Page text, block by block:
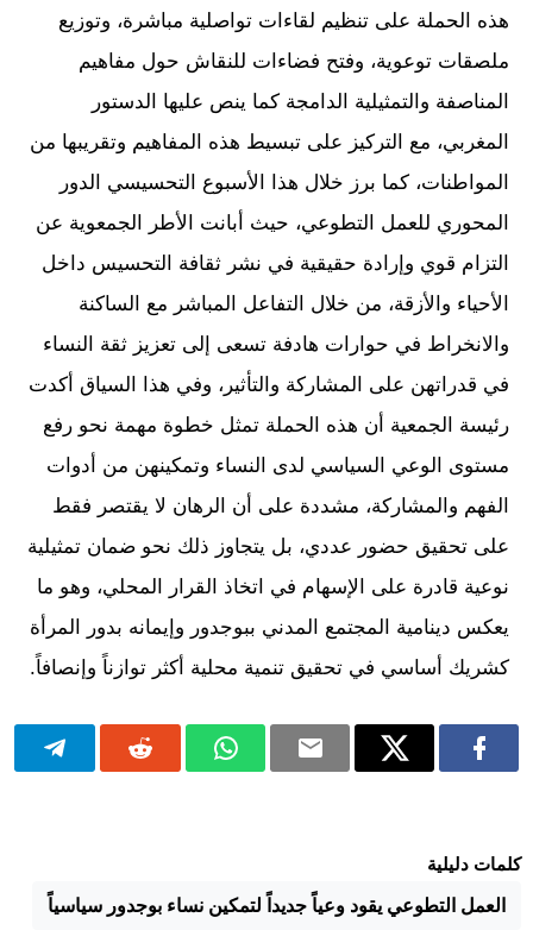
هذه الحملة على تنظيم لقاءات تواصلية مباشرة، وتوزيع
ملصقات توعوية، وفتح فضاءات للنقاش حول مفاهيم
المناصفة والتمثيلية الدامجة كما ينص عليها الدستور
المغربي، مع التركيز على تبسيط هذه المفاهيم وتقريبها من
المواطنات، كما برز خلال هذا الأسبوع التحسيسي الدور
المحوري للعمل التطوعي، حيث أبانت الأطر الجمعوية عن
التزام قوي وإرادة حقيقية في نشر ثقافة التحسيس داخل
الأحياء والأزقة، من خلال التفاعل المباشر مع الساكنة
والانخراط في حوارات هادفة تسعى إلى تعزيز ثقة النساء
في قدراتهن على المشاركة والتأثير، وفي هذا السياق أكدت
رئيسة الجمعية أن هذه الحملة تمثل خطوة مهمة نحو رفع
مستوى الوعي السياسي لدى النساء وتمكينهن من أدوات
الفهم والمشاركة، مشددة على أن الرهان لا يقتصر فقط
على تحقيق حضور عددي، بل يتجاوز ذلك نحو ضمان تمثيلية
نوعية قادرة على الإسهام في اتخاذ القرار المحلي، وهو ما
يعكس دينامية المجتمع المدني ببوجدور وإيمانه بدور المرأة
كشريك أساسي في تحقيق تنمية محلية أكثر توازناً وإنصافاً.
كلمات دليلية
العمل التطوعي يقود وعياً جديداً لتمكين نساء بوجدور سياسياً